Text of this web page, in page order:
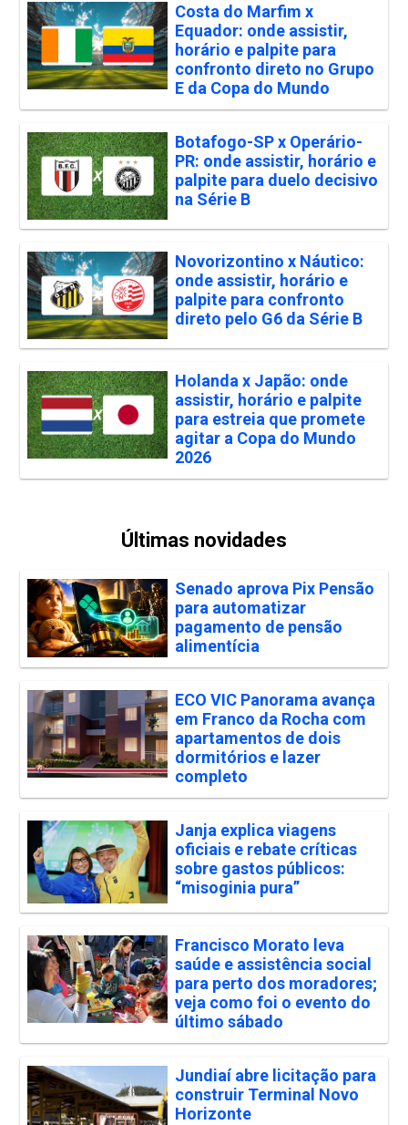
Costa do Marfim x
Equador: onde assistir,
horário e palpite para
confronto direto no Grupo
E da Copa do Mundo
Botafogo-SP x Operário-
PR: onde assistir, horário e
palpite para duelo decisivo
na Série B
Novorizontino x Náutico:
onde assistir, horário e
palpite para confronto
direto pelo G6 da Série B
Holanda x Japão: onde
assistir, horário e palpite
para estreia que promete
agitar a Copa do Mundo
2026
Últimas novidades
Senado aprova Pix Pensão
para automatizar
pagamento de pensão
alimentícia
ECO VIC Panorama avança
em Franco da Rocha com
apartamentos de dois
dormitórios e lazer
completo
Janja explica viagens
oficiais e rebate críticas
sobre gastos públicos:
“misoginia pura”
Francisco Morato leva
saúde e assistência social
para perto dos moradores;
veja como foi o evento do
último sábado
Jundiaí abre licitação para
construir Terminal Novo
Horizonte